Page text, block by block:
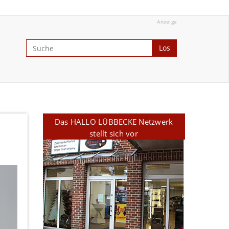
Anzeige
Los
Das HALLO LÜBBECKE Netzwerk
stellt sich vor